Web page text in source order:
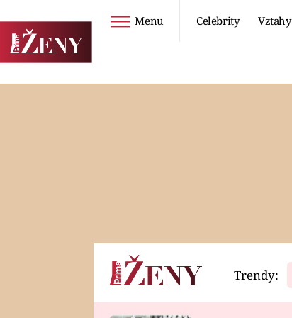
Menu Celebrity Vztahy
Horoskopy Video
Trendy: